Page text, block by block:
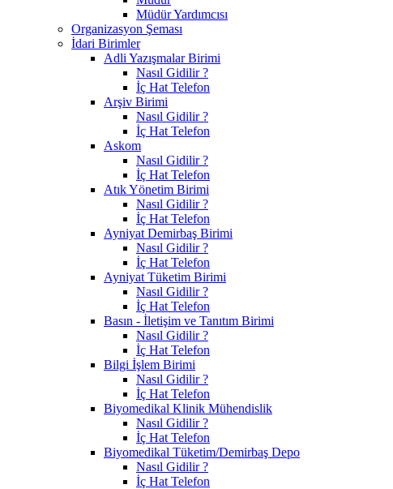
Müdür Yardımcısı
Organizasyon Şeması
İdari Birimler
Adli Yazışmalar Birimi
Nasıl Gidilir ?
İç Hat Telefon
Arşiv Birimi
Nasıl Gidilir ?
İç Hat Telefon
Askom
Nasıl Gidilir ?
İç Hat Telefon
Atık Yönetim Birimi
Nasıl Gidilir ?
İç Hat Telefon
Ayniyat Demirbaş Birimi
Nasıl Gidilir ?
İç Hat Telefon
Ayniyat Tüketim Birimi
Nasıl Gidilir ?
İç Hat Telefon
Basın - İletişim ve Tanıtım Birimi
Nasıl Gidilir ?
İç Hat Telefon
Bilgi İşlem Birimi
Nasıl Gidilir ?
İç Hat Telefon
Biyomedikal Klinik Mühendislik
Nasıl Gidilir ?
İç Hat Telefon
Biyomedikal Tüketim/Demirbaş Depo
Nasıl Gidilir ?
İç Hat Telefon